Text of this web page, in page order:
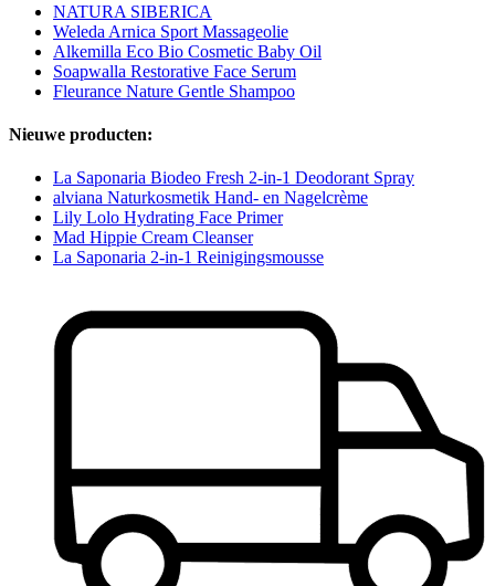
NATURA SIBERICA
Weleda Arnica Sport Massageolie
Alkemilla Eco Bio Cosmetic Baby Oil
Soapwalla Restorative Face Serum
Fleurance Nature Gentle Shampoo
Nieuwe producten:
La Saponaria Biodeo Fresh 2-in-1 Deodorant Spray
alviana Naturkosmetik Hand- en Nagelcrème
Lily Lolo Hydrating Face Primer
Mad Hippie Cream Cleanser
La Saponaria 2-in-1 Reinigingsmousse